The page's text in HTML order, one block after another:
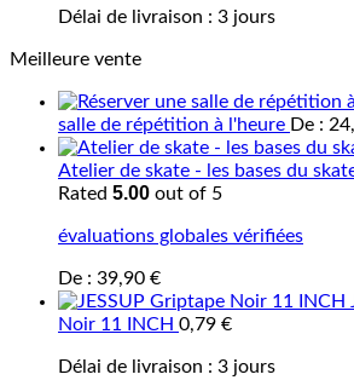
Délai de livraison : 3 jours
Meilleure vente
salle de répétition à l'heure De :
Atelier de skate - les bases du
Rated 5.00 out of 5
évaluations globales vérifiées
De : 39,90 €
Noir 11 INCH 0,79 €
Délai de livraison : 3 jours